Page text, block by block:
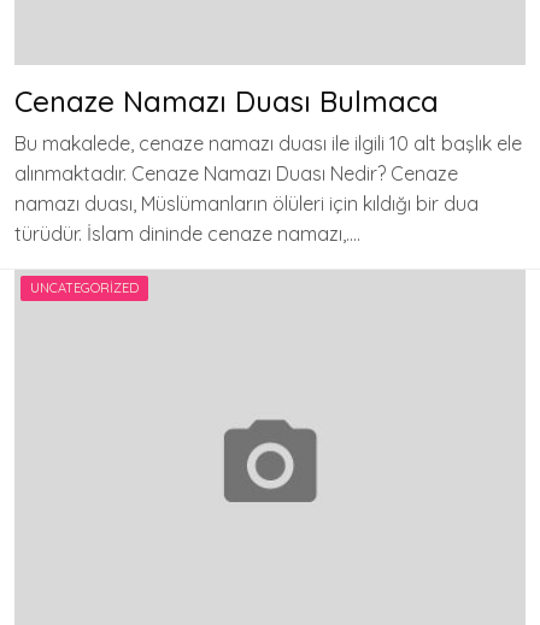
Cenaze Namazı Duası Bulmaca
Bu makalede, cenaze namazı duası ile ilgili 10 alt başlık ele
alınmaktadır. Cenaze Namazı Duası Nedir? Cenaze
namazı duası, Müslümanların ölüleri için kıldığı bir dua
türüdür. İslam dininde cenaze namazı,….
UNCATEGORIZED